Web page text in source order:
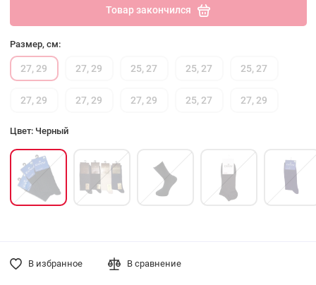
Товар закончился
Размер, см:
27, 29 27, 29 25, 27 25, 27 25, 27
27, 29 27, 29 27, 29 25, 27 27, 29
Цвет: Черный
В избранное В сравнение